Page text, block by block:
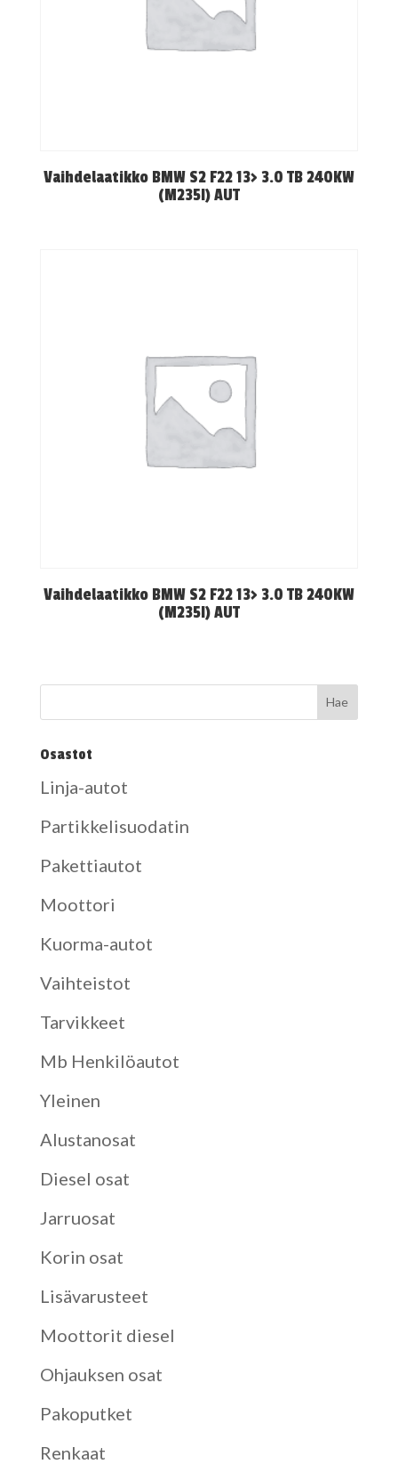
Vaihdelaatikko BMW S2 F22 13> 3.0 TB 240KW
(M235I) AUT
Vaihdelaatikko BMW S2 F22 13> 3.0 TB 240KW
(M235I) AUT
Osastot
Linja-autot
Partikkelisuodatin
Pakettiautot
Moottori
Kuorma-autot
Vaihteistot
Tarvikkeet
Mb Henkilöautot
Yleinen
Alustanosat
Diesel osat
Jarruosat
Korin osat
Lisävarusteet
Moottorit diesel
Ohjauksen osat
Pakoputket
Renkaat